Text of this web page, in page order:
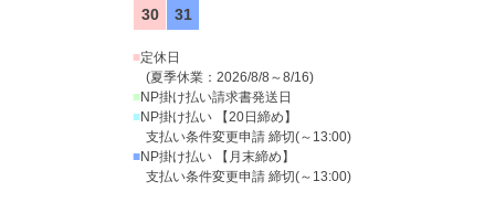
30
31
■定休日
(夏季休業：2026/8/8～8/16)
■NP掛け払い請求書発送日
■NP掛け払い 【20日締め】
支払い条件変更申請 締切(～13:00)
■NP掛け払い 【月末締め】
支払い条件変更申請 締切(～13:00)